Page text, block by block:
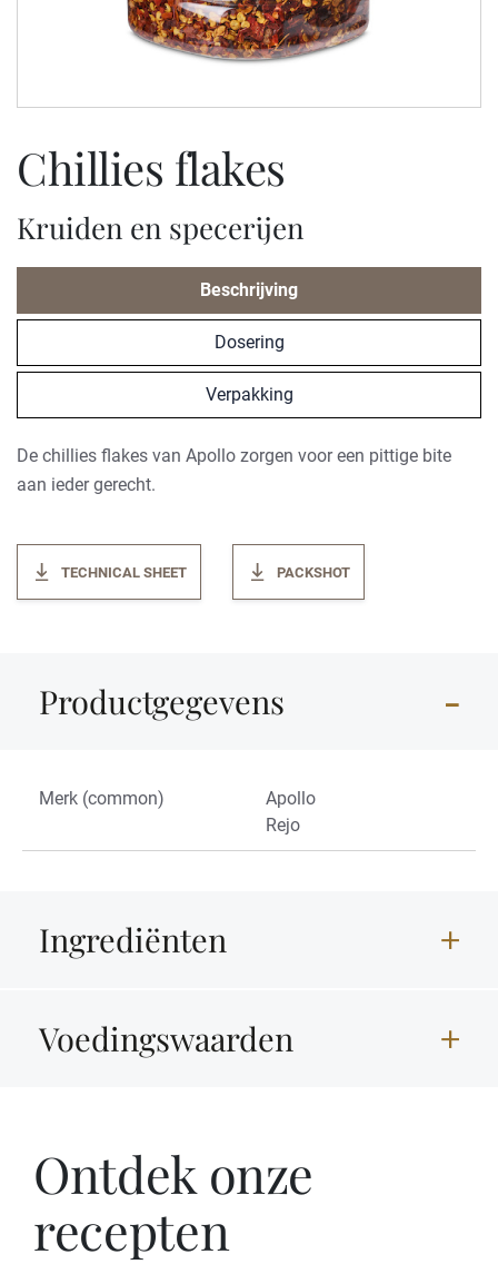
chillies flakes
Kruiden en specerijen
Beschrijving
Dosering
Verpakking
De chillies flakes van Apollo zorgen voor een pittige bite
aan ieder gerecht.
TECHNICAL SHEET PACKSHOT
Productgegevens
Merk (common)
Apollo
Rejo
Ingrediënten
Voedingswaarden
Ontdek onze
recepten